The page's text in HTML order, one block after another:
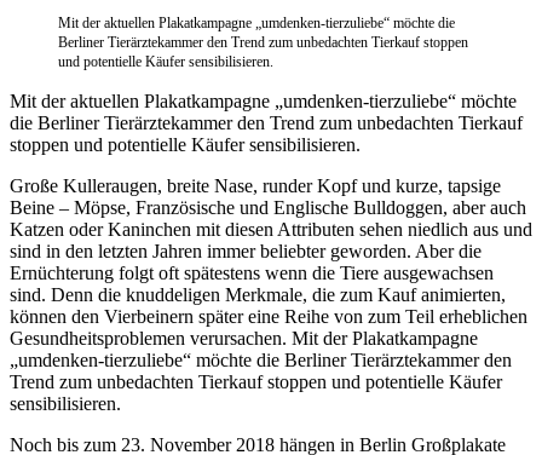
Mit der aktuellen Plakatkampagne „umdenken-tierzuliebe“ möchte die
Berliner Tierärztekammer den Trend zum unbedachten Tierkauf stoppen
und potentielle Käufer sensibilisieren.
Mit der aktuellen Plakatkampagne „umdenken-tierzuliebe“ möchte
die Berliner Tierärztekammer den Trend zum unbedachten Tierkauf
stoppen und potentielle Käufer sensibilisieren.
Große Kulleraugen, breite Nase, runder Kopf und kurze, tapsige
Beine – Möpse, Französische und Englische Bulldoggen, aber auch
Katzen oder Kaninchen mit diesen Attributen sehen niedlich aus und
sind in den letzten Jahren immer beliebter geworden. Aber die
Ernüchterung folgt oft spätestens wenn die Tiere ausgewachsen
sind. Denn die knuddeligen Merkmale, die zum Kauf animierten,
können den Vierbeinern später eine Reihe von zum Teil erheblichen
Gesundheitsproblemen verursachen. Mit der Plakatkampagne
„umdenken-tierzuliebe“ möchte die Berliner Tierärztekammer den
Trend zum unbedachten Tierkauf stoppen und potentielle Käufer
sensibilisieren.
Noch bis zum 23. November 2018 hängen in Berlin Großplakate